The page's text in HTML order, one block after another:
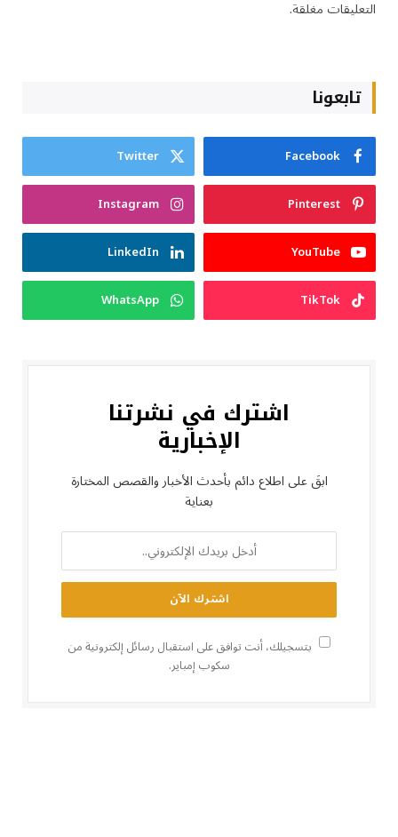
التعليقات مغلقة.
تابعونا
Facebook
Twitter
Pinterest
Instagram
YouTube
LinkedIn
TikTok
WhatsApp
اشترك في نشرتنا
الإخبارية
ابقَ على اطلاع دائم بأحدث الأخبار والقصص المختارة
بعناية
بتسجيلك، أنت توافق على استقبال رسائل إلكترونية من
سكوب إمباير.